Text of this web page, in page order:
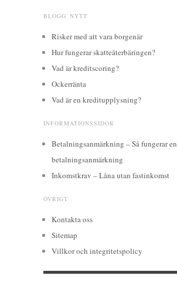
BLOGG NYTT
Risker med att vara borgenär
Hur fungerar skatteåterbäringen?
Vad är kreditscoring?
Ockerränta
Vad är en kreditupplysning?
INFORMATIONSSIDOR
Betalningsanmärkning – Så fungerar en
betalningsanmärkning
Inkomstkrav – Låna utan fastinkomst
ÖVRIGT
Kontakta oss
Sitemap
Villkor och integritetspolicy